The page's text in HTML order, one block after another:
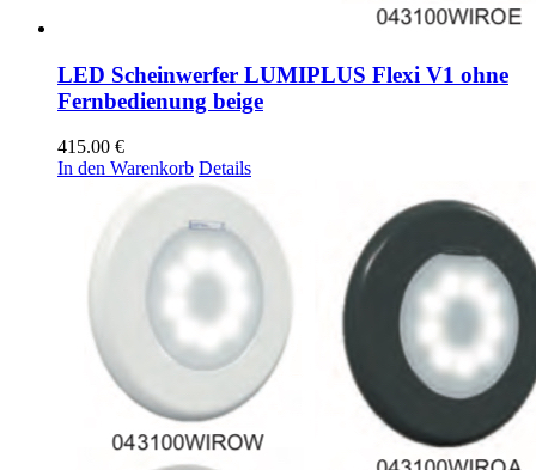
LED Scheinwerfer LUMIPLUS Flexi V1 ohne
Fernbedienung beige
415.00 €
In den Warenkorb Details